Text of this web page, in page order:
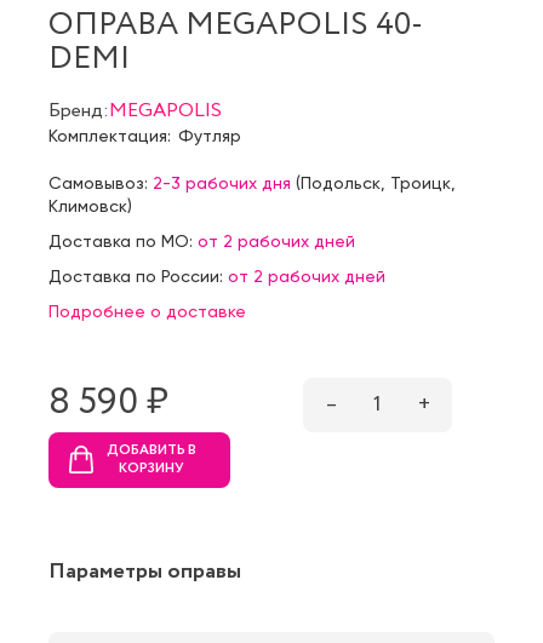
ОПРАВА MEGAPOLIS 40-
DEMI
Бренд:MEGAPOLIS
Комплектация: Футляр
Самовывоз: 2-3 рабочих дня (Подольск Троицк
Климовск)
Доставка по МО: от 2 рабочих дней
Доставка по России: от 2 рабочих дней
Подробнее о доставке
8 590 ₷ – 1 +
ДОБАВИТЬ В
КОРЗИНУ
Параметры оправы